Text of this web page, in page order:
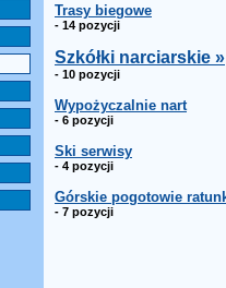
Trasy biegowe
- 14 pozycji
Szkółki narciarskie »
- 10 pozycji
Wypożyczalnie nart
- 6 pozycji
Ski serwisy
- 4 pozycji
Górskie pogotowie
- 7 pozycji